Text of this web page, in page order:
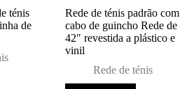
ténis
de
Rede de ténis padrão com
cabo de guincho Rede de
42″ revestida a plástico e
vinil
Rede de ténis